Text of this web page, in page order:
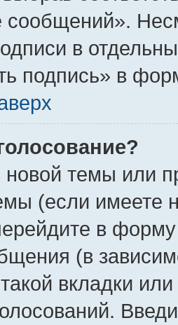
в
подпись» в
темы или
(если имеете
в
(в
вкладки